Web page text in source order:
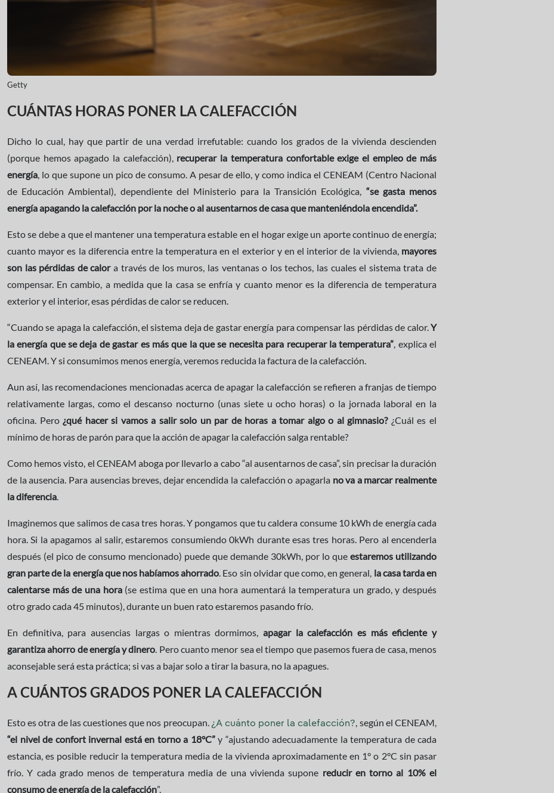
Getty
CUÁNTAS HORAS PONER LA CALEFACCIÓN
Dicho lo cual, hay que partir de una verdad irrefutable: cuando los grados de la vivienda descienden
(porque hemos apagado la calefacción), recuperar la temperatura confortable exige el empleo de más
energía, lo que supone un pico de consumo. A pesar de ello, y como indica el CENEAM (Centro Nacional
de Educación Ambiental), dependiente del Ministerio para la Transición Ecológica, “se gasta menos
energía apagando la calefacción por la noche o al ausentarnos de casa que manteniéndola encendida”.
Esto se debe a que el mantener una temperatura estable en el hogar exige un aporte continuo de energía;
cuanto mayor es la diferencia entre la temperatura en el exterior y en el interior de la vivienda, mayores
son las pérdidas de calora través de los muros, las ventanas o los techos, las cuales el sistema trata de
compensar. En cambio, a medida que la casa se enfría y cuanto menor es la diferencia de temperatura
exterior y el interior, esas pérdidas de calor se reducen.
“Cuando se apaga la calefacción, el sistema deja de gastar energía para compensar las pérdidas de calor.Y
la energía que se deja de gastar es más que la que se necesita para recuperar la temperatura”, explica el
CENEAM. Y si consumimos menos energía, veremos reducida la factura de la calefacción.
Aun así, las recomendaciones mencionadas acerca de apagar la calefacción se refieren a franjas de tiempo
relativamente largas, como el descanso nocturno (unas siete u ocho horas) o la jornada laboral en la
oficina. Pero¿qué hacer si vamos a salir solo un par de horas a tomar algo o al gimnasio? ¿Cuál es el
mínimo de horas de parón para que la acción de apagar la calefacción salga rentable?
Como hemos visto, el CENEAM aboga por llevarlo a cabo “al ausentarnos de casa”, sin precisar la duración
de la ausencia. Para ausencias breves, dejar encendida la calefacción o apagarla no va a marcar realmente
la diferencia.
Imaginemos que salimos de casa tres horas. Y pongamos que tu caldera consume 10 kWh de energía cada
hora. Si la apagamos al salir, estaremos consumiendo 0kWh durante esas tres horas. Pero al encenderla
después (el pico de consumo mencionado) puede que demande 30kWh, por lo que estaremos utilizando
gran parte de la energía que nos habíamos ahorrado. Eso sin olvidar que como, en general, la casa tarda en
calentarse más de una hora(se estima que en una hora aumentará la temperatura un grado, y después
otro grado cada 45 minutos), durante un buen rato estaremos pasando frío.
En definitiva, para ausencias largas o mientras dormimos,apagar la calefacción es más eficiente y
garantiza ahorro de energía y dinero. Pero cuanto menor sea el tiempo que pasemos fuera de casa, menos
aconsejable será esta práctica; si vas a bajar solo a tirar la basura, no la apagues.
A CUÁNTOS GRADOS PONER LA CALEFACCIÓN
Esto es otra de las cuestiones que nos preocupan. ¿A cuánto poner la calefacción?, según el CENEAM,
“el nivel de confort invernal está en torno a 18°C”y “ajustando adecuadamente la temperatura de cada
estancia, es posible reducir la temperatura media de la vivienda aproximadamente en 1° o 2°C sin pasar
frío. Y cada grado menos de temperatura media de una vivienda supone reducir en torno al 10% el
consumo de energía de la calefacción”.